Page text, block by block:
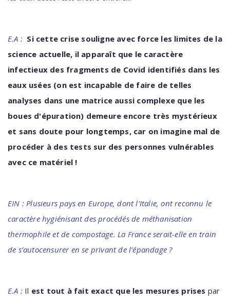
E.A : Si cette crise souligne avec force les limites de la
science actuelle, il apparaît que le caractère
infectieux des fragments de Covid identifiés dans les
eaux usées (on est incapable de faire de telles
analyses dans une matrice aussi complexe que les
boues d'épuration) demeure encore très mystérieux
et sans doute pour longtemps, car on imagine mal de
procéder à des tests sur des personnes vulnérables
avec ce matériel !
EIN : Plusieurs pays en Europe, dont l’Italie, ont reconnu le
caractère hygiénisant des procédés de méthanisation
thermophile et de compostage. La France serait-elle en train
de s’autocensurer en se privant de l’épandage ?
E.A : Il est tout à fait exact que les mesures prises par